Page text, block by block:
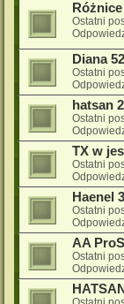
Ostatni
Diana
Ostatni
hatsan
Ostatni
TX w
Ostatni
Haenel
Ostatni
AA
Ostatni